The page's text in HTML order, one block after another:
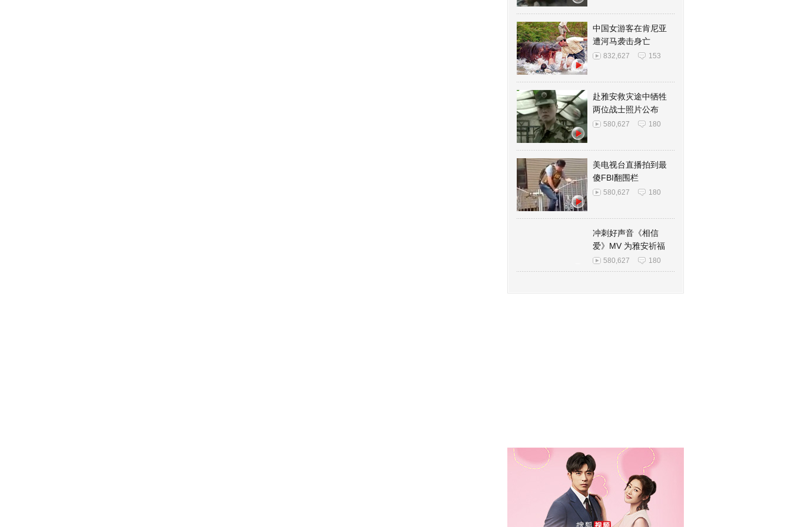
中国女游客在肯尼亚
遭河马袭击身亡
832,627 153
赴雅安救灾途中牺牲
两位战士照片公布
580,627 180
美电视台直播拍到最
傻FBI翻围栏
580,627 180
冲刺好声音《相信
爱》MV 为雅安祈福
580,627 180